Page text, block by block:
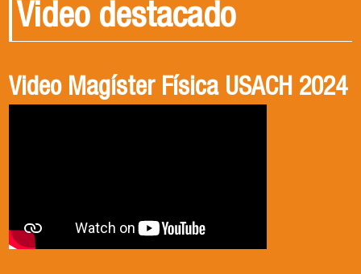
Video destacado
Video Magíster Física USACH 2024
Video Doctorado Física USACH